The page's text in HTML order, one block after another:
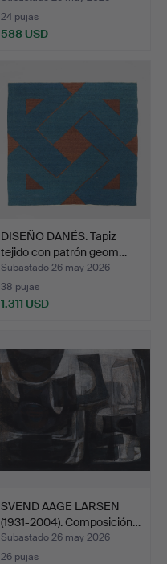
24 pujas
588 USD
DISEÑO DANÉS. Tapiz
tejido con patrón geom…
Subastado 26 may 2026
38 pujas
1.311 USD
SVEND AAGE LARSEN
(1931-2004). Composición…
Subastado 26 may 2026
26 pujas